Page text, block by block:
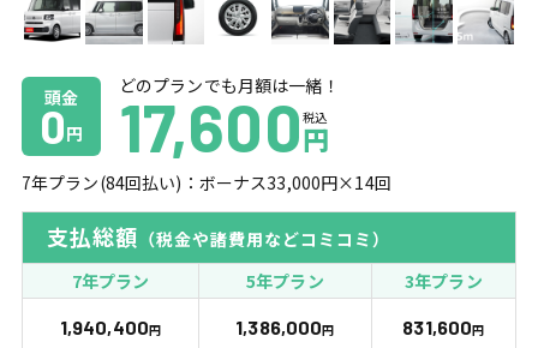
頭金
0円
どのプランでも月額は一緒！
17,600 税込
円
7年プラン(84回払い)：ボーナス33,000円×14回
支払総額 （税金や諸費用などコミコミ）
7年プラン
5年プラン 3年プラン
1,940,400円 1,386,000円 831,600円